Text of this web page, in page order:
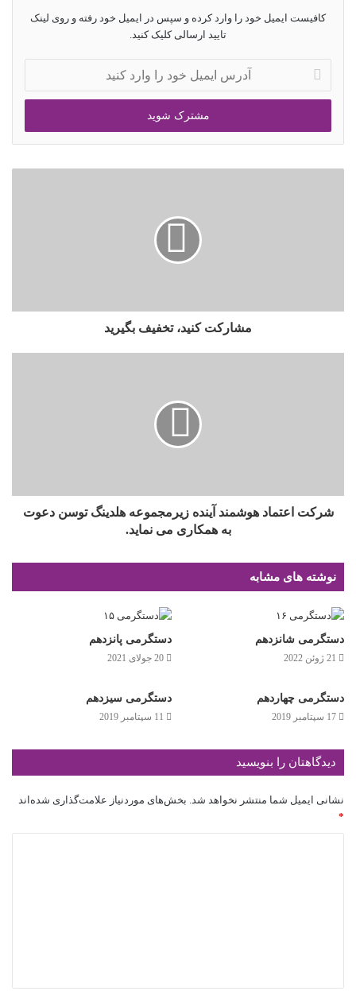
کافیست ایمیل خود را وارد کرده و سپس در ایمیل خود رفته و روی لینک
تایید ارسالی کلیک کنید.
مشارکت کنید، تخفیف بگیرید
شرکت اعتماد هوشمند آینده زیرمجموعه هلدینگ توسن دعوت
به همکاری می نماید.
نوشته های مشابه
دستگرمی شانزدهم
21 ژوئن 2022
دستگرمی پانزدهم
20 جولای 2021
دستگرمی چهاردهم
17 سپتامبر 2019
دستگرمی سیزدهم
11 سپتامبر 2019
دیدگاهتان را بنویسید
نشانی ایمیل شما منتشر نخواهد شد. بخش‌های موردنیاز علامت‌گذاری شده‌اند
*